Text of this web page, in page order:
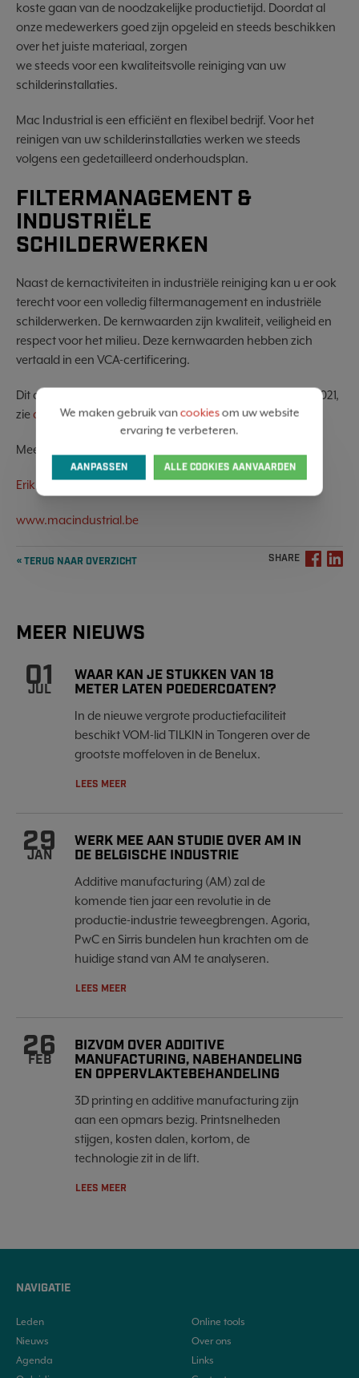
koste gaan van de noodzakelijke productietijd. Doordat al
onze medewerkers goed zijn opgeleid en steeds beschikken
over het juiste materiaal, zorgen
we steeds voor een kwaliteitsvolle reiniging van uw
schilderinstallaties.
Mac Industrial is een efficiënt en flexibel bedrijf. Voor het
reinigen van uw schilderinstallaties werken we steeds
volgens een gedetailleerd onderhoudsplan.
FILTERMANAGEMENT &
INDUSTRIËLE
SCHILDERWERKEN
Naast de kernactiviteiten in industriële reiniging kan u er ook
terecht voor een volledig filtermanagement en industriële
schilderwerken. De kernwaarden zijn kwaliteit, veiligheid en
respect voor het milieu. Deze kernwaarden hebben zich
vertaald in een VCA-certificering.
Dit artikel is ook verschenen in het vakblad VOMinfo 04/2021,
ziedeze link.
Meer informatie:
Erik Van Steelandt
www.macindustrial.be
« TERUG NAAR OVERZICHT SHARE
MEER NIEUWS
01
JUL
WAAR KAN JE STUKKEN VAN 18
METER LATEN POEDERCOATEN?
In de nieuwe vergrote productiefaciliteit
beschikt VOM-lid TILKIN in Tongeren over de
grootste moffeloven in de Benelux.
LEES MEER
29
JAN
WERK MEE AAN STUDIE OVER AM IN
DE BELGISCHE INDUSTRIE
Additive manufacturing (AM) zal de
komende tien jaar een revolutie in de
productie-industrie teweegbrengen. Agoria,
PwC en Sirris bundelen hun krachten om de
huidige stand van AM te analyseren.
LEES MEER
26
FEB
BIZVOM OVER ADDITIVE
MANUFACTURING, NABEHANDELING
EN OPPERVLAKTEBEHANDELING
3D printing en additive manufacturing zijn
aan een opmars bezig. Printsnelheden
stijgen, kosten dalen, kortom, de
technologie zit in de lift.
LEES MEER
NAVIGATIE
Leden
Nieuws
Agenda
Online tools
Over ons
Links
We maken gebruik vancookiesom uw website
ervaring te verbeteren.
AANPASSEN ALLE COOKIES AANVAARDEN